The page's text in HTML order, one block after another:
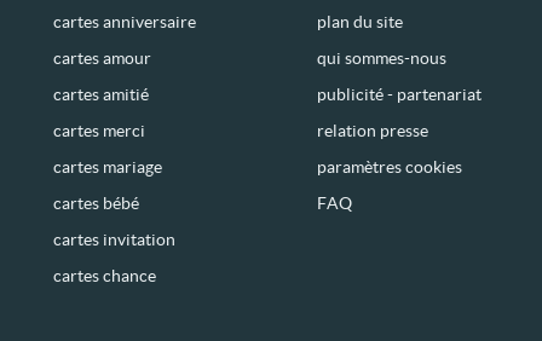
cartes anniversaire
cartes amour
cartes amitié
cartes merci
cartes mariage
cartes bébé
cartes invitation
cartes chance
plan du site
qui sommes-nous
publicité - partenariat
relation presse
paramètres cookies
FAQ